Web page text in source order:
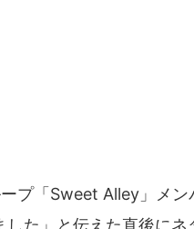
プ「Sweet Alley」メ
した」と伝えた直後に